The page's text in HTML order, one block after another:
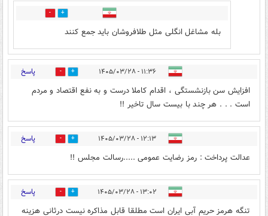
1
بله مشاغل انگلی مثل طلافروشان باید جمع کنند
۱۱:۳۶ - ۱۴۰۵/۰۳/۲۸ 1 پاسخ
افزایش سن بازنشستگی ، اقدام کاملا درست و به نفع اقتصاد و مردم
است . . . هر چند با بیست سال تاخیر !!
۱۲:۱۳ - ۱۴۰۵/۰۳/۲۸ 1 پاسخ
عدالت پرداخت : رمز رضایت عمومی .....رسالت مجلس !!
۱۳:۰۲ - ۱۴۰۵/۰۳/۲۸ 0 پاسخ
تنگه هرمز حریم آبی ایران است مطلقا قابل مذاکره نیست درثانی هزینه